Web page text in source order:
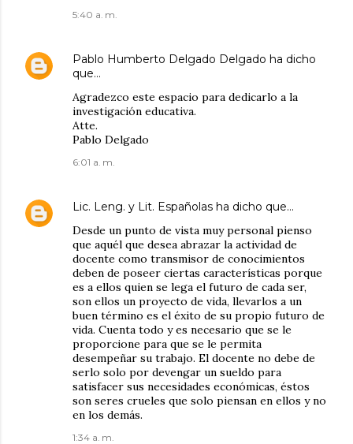
5:40 a. m.
Pablo Humberto Delgado Delgado ha dicho
que…
Agradezco este espacio para dedicarlo a la
investigación educativa.
Atte.
Pablo Delgado
6:01 a. m.
Lic. Leng. y Lit. Españolas ha dicho que…
Desde un punto de vista muy personal pienso
que aquél que desea abrazar la actividad de
docente como transmisor de conocimientos
deben de poseer ciertas características porque
es a ellos quien se lega el futuro de cada ser,
son ellos un proyecto de vida, llevarlos a un
buen término es el éxito de su propio futuro de
vida. Cuenta todo y es necesario que se le
proporcione para que se le permita
desempeñar su trabajo. El docente no debe de
serlo solo por devengar un sueldo para
satisfacer sus necesidades económicas, éstos
son seres crueles que solo piensan en ellos y no
en los demás.
1:34 a. m.